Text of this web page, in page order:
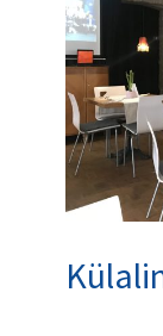
Margus
Nõlvak